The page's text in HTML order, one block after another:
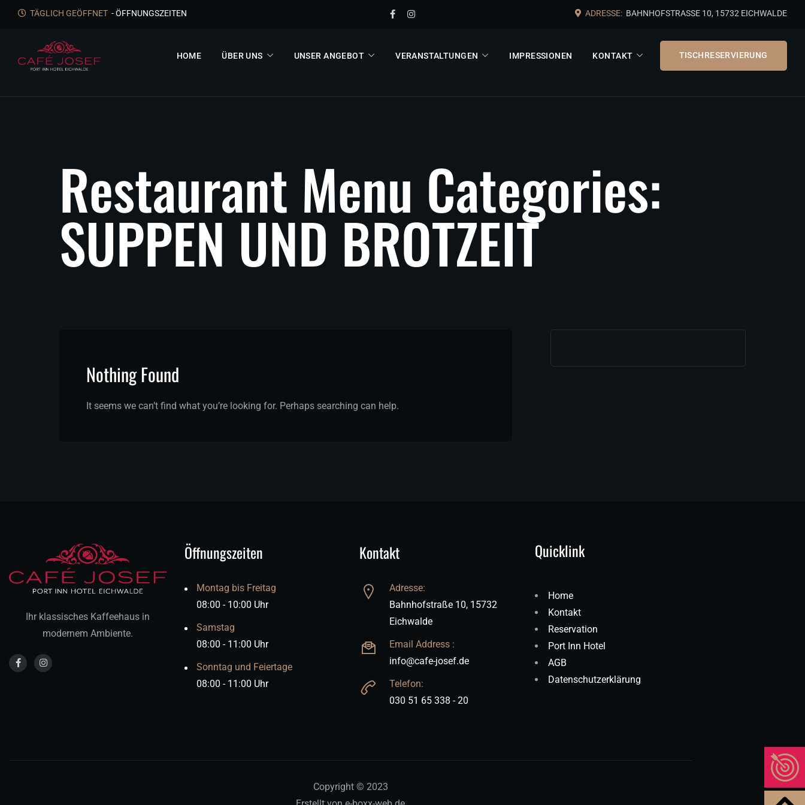
TÄGLICH GEÖFFNET - ÖFFNUNGSZEITEN ADRESSE: BAHNHOFSTRASSE 10, 15732 EICHWALDE
HOME ÜBER UNS UNSER ANGEBOT VERANSTALTUNGEN IMPRESSIONEN KONTAKT TISCHRESERVIERUNG
Restaurant Menu Categories:
SUPPEN UND BROTZEIT
Nothing Found
It seems we can’t find what you’re looking for. Perhaps searching can help.
Ihr klassisches Kaffeehaus in
modernem Ambiente.
Öffnungszeiten
Montag bis Freitag
08:00 - 10:00 Uhr
Samstag
08:00 - 11:00 Uhr
Sonntag und Feiertage
08:00 - 11:00 Uhr
Kontakt
Adresse:
Bahnhofstraße 10, 15732
Eichwalde
Email Address :
info@cafe-josef.de
Telefon:
030 51 65 338 - 20
Quicklink
Home
Kontakt
Reservation
Port Inn Hotel
AGB
Datenschutzerklärung
Copyright © 2023